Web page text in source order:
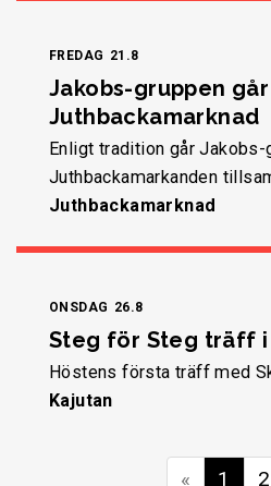
FREDAG 21.8
Jakobs-gruppen
Juthbackamarknad
Enligt tradition går Jakobs-
Juthbackamarkanden
Juthbackamarknad
ONSDAG 26.8
Steg för Steg träff i
Höstens första träff med
Kajutan
« 1 2